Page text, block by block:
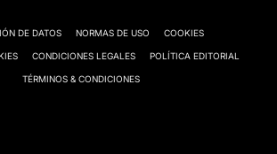
DE DATOS NORMAS DE USO COOKIES
CONDICIONES LEGALES POLÍTICA EDITORIAL
TÉRMINOS & CONDICIONES